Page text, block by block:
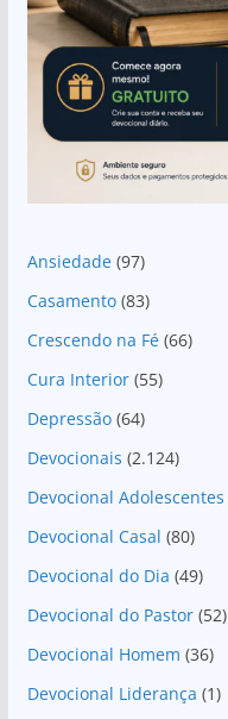
Ansiedade(97)
Casamento(83)
Crescendo na Fé(66)
Cura Interior(55)
Depressão(64)
Devocionais (2.124)
Devocional Adolescentes
Devocional Casal (80)
Devocional do Dia (49)
Devocional do Pastor(52)
Devocional Homem (36)
Devocional Liderança (1)